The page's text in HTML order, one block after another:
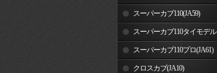
スーパーカブ110(JA59)
スーパーカブ110タイモデル
(MLHJA56)
スーパーカブ110プロ(JA61)
クロスカブ(JA10)